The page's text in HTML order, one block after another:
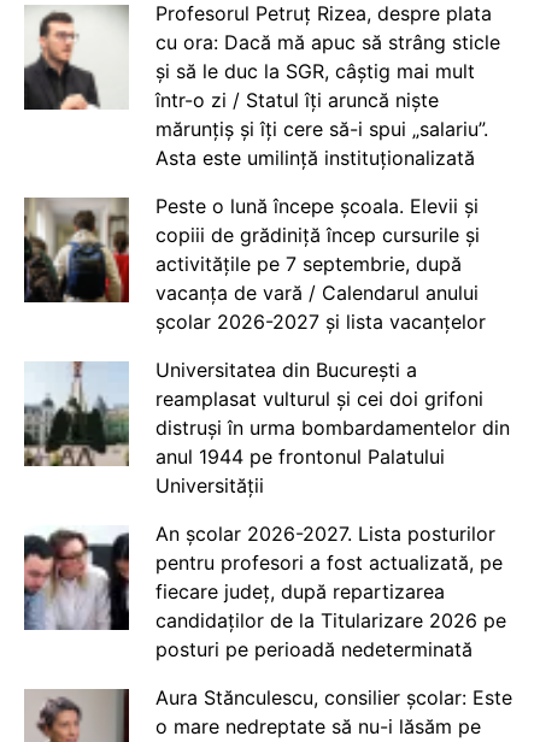
Profesorul Petruț Rizea, despre plata
cu ora: Dacă mă apuc să strâng sticle
și să le duc la SGR, câștig mai mult
într-o zi / Statul îți aruncă niște
mărunțiș și îți cere să-i spui „salariu”.
Asta este umilință instituționalizată
Peste o lună începe școala. Elevii și
copiii de grădiniță încep cursurile și
activitățile pe 7 septembrie, după
vacanța de vară / Calendarul anului
școlar 2026-2027 și lista vacanțelor
Universitatea din București a
reamplasat vulturul și cei doi grifoni
distruși în urma bombardamentelor din
anul 1944 pe frontonul Palatului
Universității
An școlar 2026-2027. Lista posturilor
pentru profesori a fost actualizată, pe
fiecare județ, după repartizarea
candidaților de la Titularizare 2026 pe
posturi pe perioadă nedeterminată
Aura Stănculescu, consilier școlar: Este
o mare nedreptate să nu-i lăsăm pe